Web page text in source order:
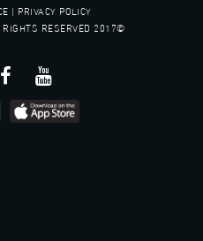
| PRIVACY POLICY
©2017 MUSAWA CHANNEL. ALL RIGHTS RESERVED.